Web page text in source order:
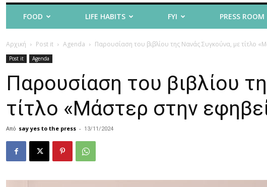
FOOD LIFE HABITS FYI PRESS ROOM
Αρχική Post it Agenda Παρουσίαση του βιβλίου της Νανάς Συγκούνα, με τίτλο
Post it Agenda
Παρουσίαση του βιβλίου
τίτλο «Μάστερ στην
Από say yes to the press - 13/11/2024